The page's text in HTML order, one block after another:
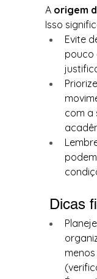
A origem
Isso
Evite
pouco
com a
Dicas